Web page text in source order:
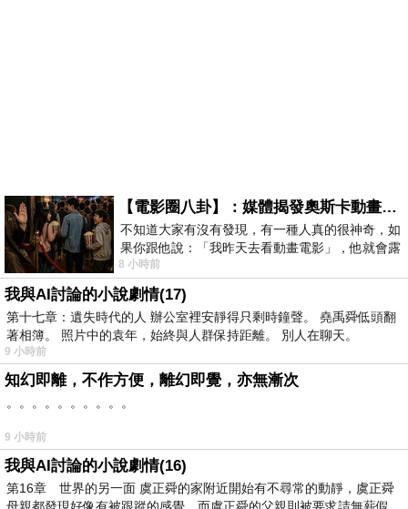
【電影圈八卦】：媒體揭發奧斯卡動畫項目投票醜聞！好萊塢為什麼看不起動畫電影？
不知道大家有沒有發現，有一種人真的很神奇，如
果你跟他說：「我昨天去看動畫電影」，他就會露
出一種慈祥的微笑，然後問你是不是陪小
8 小時前
我與AI討論的小說劇情(17)
第十七章：遺失時代的人 辦公室裡安靜得只剩時鐘聲。 堯禹舜低頭翻
著相簿。 照片中的袁年，始終與人群保持距離。 別人在聊天。
9 小時前
知幻即離，不作方便，離幻即覺，亦無漸次
。。。。。。。。。。
9 小時前
我與AI討論的小說劇情(16)
第16章 世界的另一面 虞正舜的家附近開始有不尋常的動靜，虞正舜
母親都發現好像有被跟蹤的感覺，而虞正舜的父親則被要求請無薪假，